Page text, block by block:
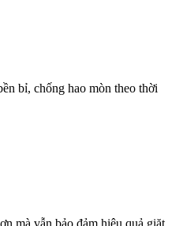
bỉ, chống hao mòn theo thời